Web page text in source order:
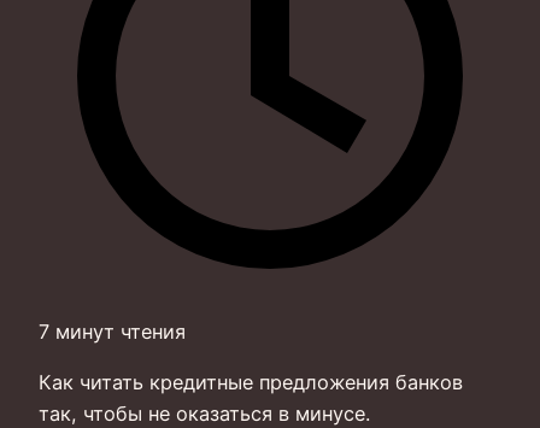
7 минут чтения
Как читать кредитные предложения банков
так, чтобы не оказаться в минусе.